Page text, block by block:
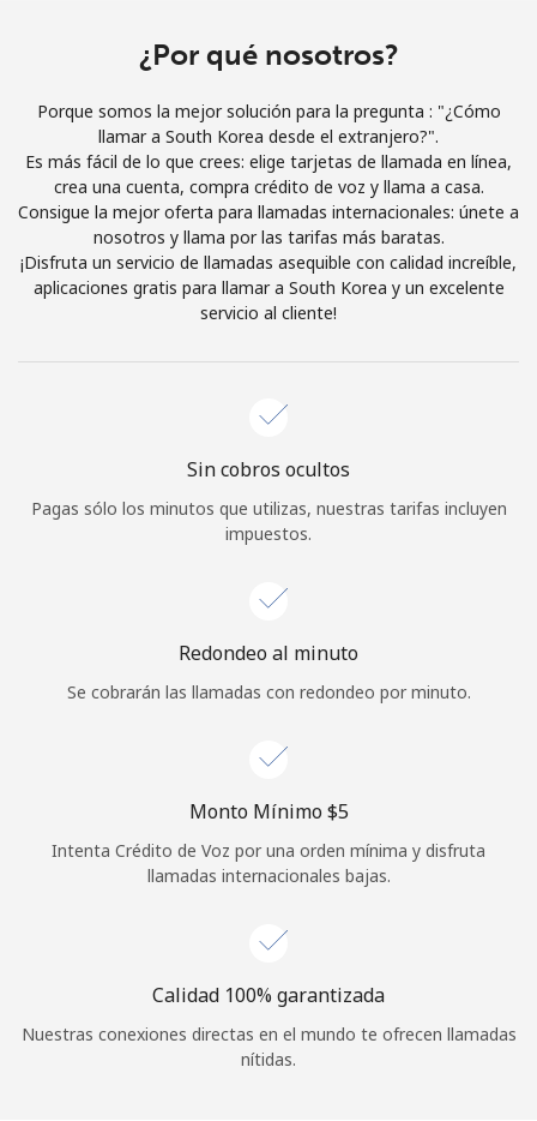
o
Continuar con
¿Por qué nosotros?
Porque somos la mejor solución para la pregunta : "¿Cómo
llamar a South Korea desde el extranjero?".
Es más fácil de lo que crees: elige tarjetas de llamada en línea,
crea una cuenta, compra crédito de voz y llama a casa.
Consigue la mejor oferta para llamadas internacionales: únete a
nosotros y llama por las tarifas más baratas.
¡Disfruta un servicio de llamadas asequible con calidad increíble,
aplicaciones gratis para llamar a South Korea y un excelente
servicio al cliente!
Sin cobros ocultos
Pagas sólo los minutos que utilizas, nuestras tarifas incluyen
impuestos.
Redondeo al minuto
Se cobrarán las llamadas con redondeo por minuto.
Monto Mínimo ⁦$5⁩
Intenta Crédito de Voz por una orden mínima y disfruta
llamadas internacionales bajas.
Calidad 100% garantizada
Nuestras conexiones directas en el mundo te ofrecen llamadas
nítidas.